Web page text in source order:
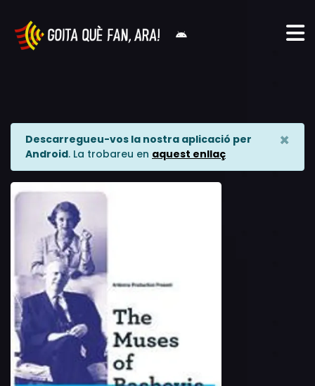
Descarregueu-vos la nostra aplicació per
Android. La trobareu en aquest enllaç
×